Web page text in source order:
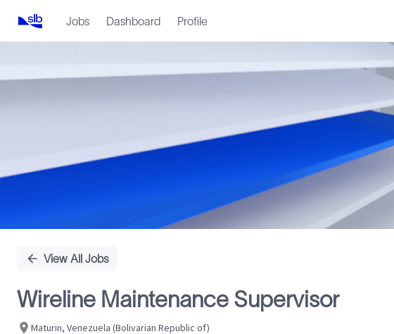
Jobs Dashboard Profile
Position
View All Jobs
Wireline Maintenance Supervisor
Maturin, Venezuela (Bolivarian Republic of)